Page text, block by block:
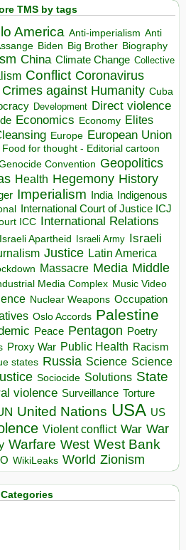
TMS by tags
America Anti-imperialism Anti
Biden Big Brother Biography
China Climate Change Collective
Conflict Coronavirus
Crimes against Humanity Cuba
Development Direct violence
Economics Economy Elites
Europe European Union
Food for thought - Editorial cartoon
Convention Geopolitics
Health Hegemony History
Imperialism India Indigenous
International Court of Justice ICJ
ICC International Relations
Israeli Apartheid Israeli Army Israeli
Justice Latin America
Massacre Media Middle
Media Complex Music Video
Nuclear Weapons Occupation
Oslo Accords Palestine
Peace Pentagon Poetry
Proxy War Public Health Racism
states Russia Science Science
Sociocide Solutions State
violence Surveillance Torture
United Nations USA US
Violent conflict War War
Warfare West West Bank
WikiLeaks World Zionism
Categories